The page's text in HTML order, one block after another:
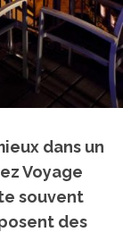
dans un
Voyage
souvent
des